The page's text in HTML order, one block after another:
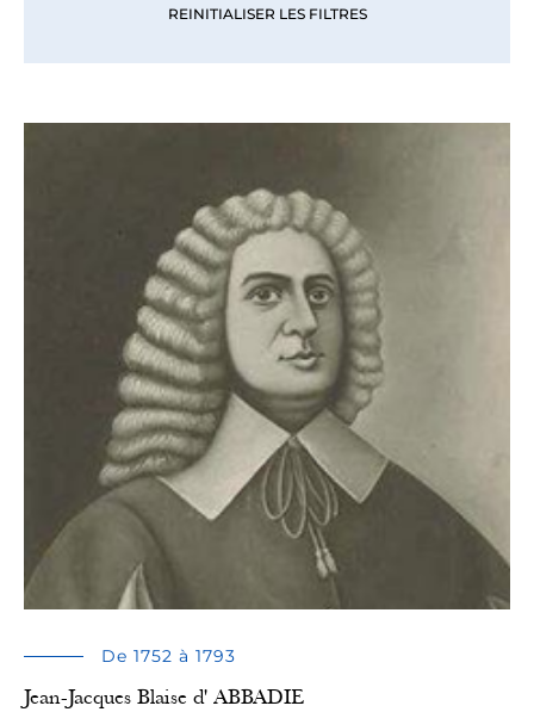
REINITIALISER LES FILTRES
De 1752 à 1793
Jean-Jacques Blaise d' ABBADIE